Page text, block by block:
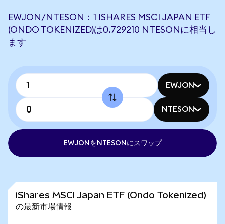
EWJON/NTESON：1 ISHARES MSCI JAPAN ETF
(ONDO TOKENIZED)は0.729210 NTESONに相当し
ます
EWJON
NTESON
EWJONをNTESONにスワップ
iShares MSCI Japan ETF (Ondo Tokenized)
の最新市場情報